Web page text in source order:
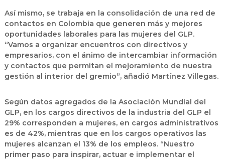
Así mismo, se trabaja en la consolidación de una red de
contactos en Colombia que generen más y mejores
oportunidades laborales para las mujeres del GLP.
“Vamos a organizar encuentros con directivos y
empresarios, con el ánimo de intercambiar información
y contactos que permitan el mejoramiento de nuestra
gestión al interior del gremio”, añadió Martínez Villegas.
Según datos agregados de la Asociación Mundial del
GLP, en los cargos directivos de la industria del GLP el
29% corresponden a mujeres, en cargos administrativos
es de 42%, mientras que en los cargos operativos las
mujeres alcanzan el 13% de los empleos. “Nuestro
primer paso para inspirar, actuar e implementar el